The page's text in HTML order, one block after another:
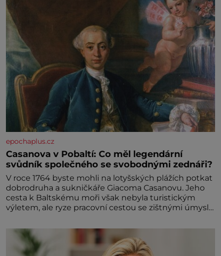
epochaplus.cz
Casanova v Pobaltí: Co měl legendární
svůdník společného se svobodnými zednáři?
V roce 1764 byste mohli na lotyšských plážích potkat
dobrodruha a sukničkáře Giacoma Casanovu. Jeho
cesta k Baltskému moři však nebyla turistickým
výletem, ale ryze pracovní cestou se zištnými úmysly.
procházel uličkami lotyšské Rigy? Casanova v Pobaltí
kontaktoval tamní zednářské lóže. Nebyl v této
oblasti žádným nováčkem, protože do zednářské